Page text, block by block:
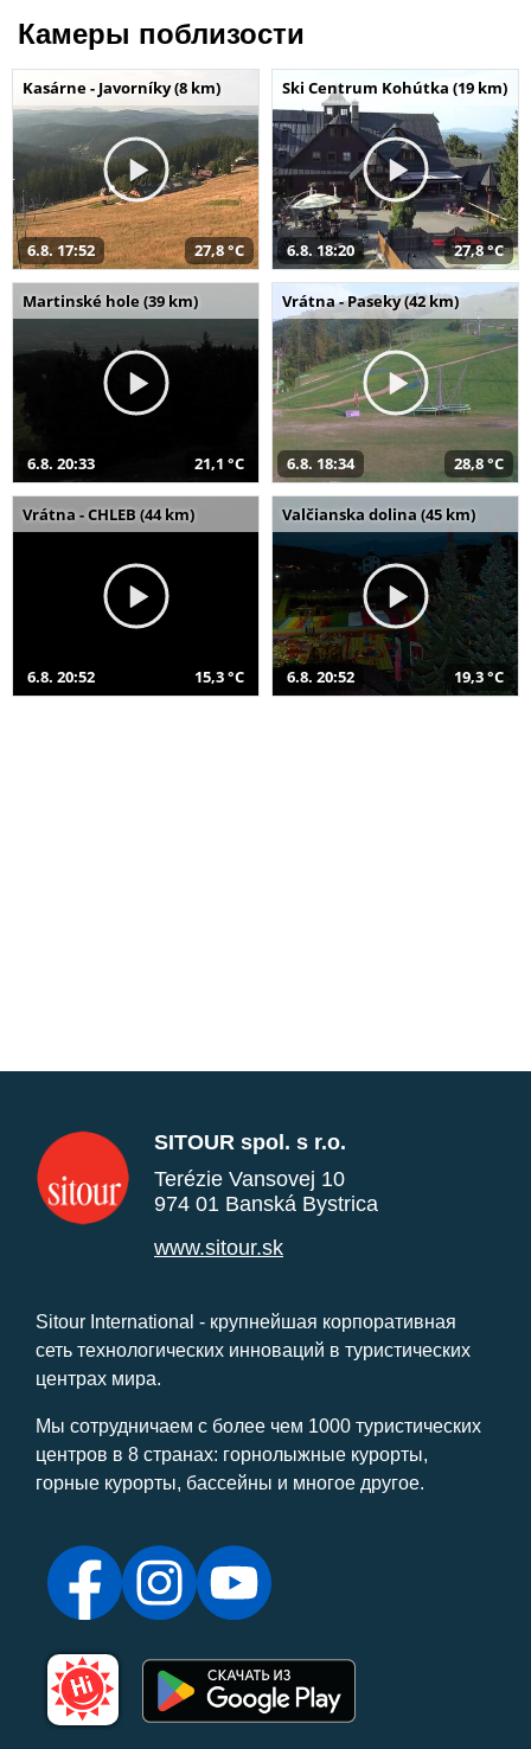
Камеры поблизости
Kasárne - Javorníky (8 km)
6.8. 17:52 27,8 °C
Ski Centrum Kohútka (19 km)
6.8. 18:20 27,8 °C
Martinské hole (39 km)
6.8. 20:33 21,1 °C
Vrátna - Paseky (42 km)
6.8. 18:34 28,8 °C
Vrátna - CHLEB (44 km)
6.8. 20:52 15,3 °C
Valčianska dolina (45 km)
6.8. 20:52 19,3 °C
SITOUR spol. s r.o.
Terézie Vansovej 10
974 01 Banská Bystrica
www.sitour.sk
Sitour International - крупнейшая корпоративная
сеть технологических инноваций в туристических
центрах мира.
Мы сотрудничаем с более чем 1000 туристических
центров в 8 странах: горнолыжные курорты,
горные курорты, бассейны и многое другое.